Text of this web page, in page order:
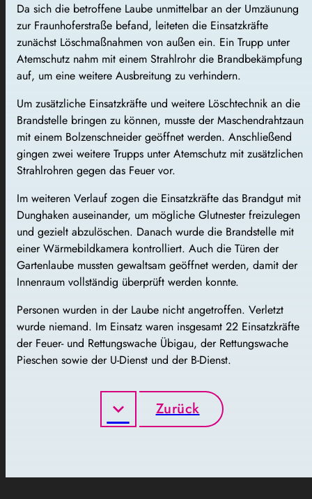
Da sich die betroffene Laube unmittelbar an der Umzäunung
zur Fraunhoferstraße befand, leiteten die Einsatzkräfte
zunächst Löschmaßnahmen von außen ein. Ein Trupp unter
Atemschutz nahm mit einem Strahlrohr die Brandbekämpfung
auf, um eine weitere Ausbreitung zu verhindern.
Um zusätzliche Einsatzkräfte und weitere Löschtechnik an die
Brandstelle bringen zu können, musste der Maschendrahtzaun
mit einem Bolzenschneider geöffnet werden. Anschließend
gingen zwei weitere Trupps unter Atemschutz mit zusätzlichen
Strahlrohren gegen das Feuer vor.
Im weiteren Verlauf zogen die Einsatzkräfte das Brandgut mit
Dunghaken auseinander, um mögliche Glutnester freizulegen
und gezielt abzulöschen. Danach wurde die Brandstelle mit
einer Wärmebildkamera kontrolliert. Auch die Türen der
Gartenlaube mussten gewaltsam geöffnet werden, damit der
Innenraum vollständig überprüft werden konnte.
Personen wurden in der Laube nicht angetroffen. Verletzt
wurde niemand. Im Einsatz waren insgesamt 22 Einsatzkräfte
der Feuer- und Rettungswache Übigau, der Rettungswache
Pieschen sowie der U-Dienst und der B-Dienst.
Zurück